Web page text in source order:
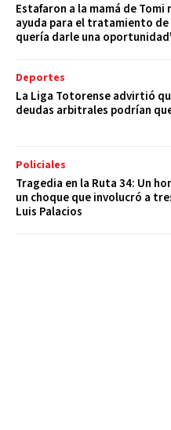
Estafaron a la mamá de Tomi
ayuda para el tratamiento
quería darle una
Deportes
La Liga Totorense advirtió
deudas arbitrales podrían
Policiales
Tragedia en la Ruta 34: Un
un choque que involucró a
Luis Palacios